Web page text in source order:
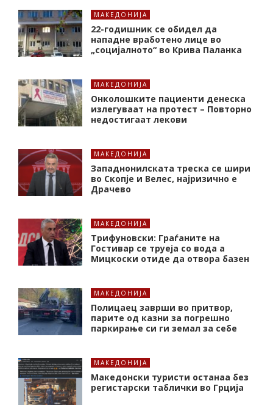
МАКЕДОНИЈА
22-годишник се обидел да
нападне вработено лице во
„социјалното“ во Крива Паланка
МАКЕДОНИЈА
Онколошките пациенти денеска
излегуваат на протест – Повторно
недостигаат лекови
МАКЕДОНИЈА
Западнонилската треска се шири
во Скопје и Велес, најризично е
Драчево
МАКЕДОНИЈА
Трифуновски: Граѓаните на
Гостивар се труеја со вода а
Мицкоски отиде да отвора базен
МАКЕДОНИЈА
Полицаец заврши во притвор,
парите од казни за погрешно
паркирање си ги земал за себе
МАКЕДОНИЈА
Македонски туристи останаа без
регистарски таблички во Грција